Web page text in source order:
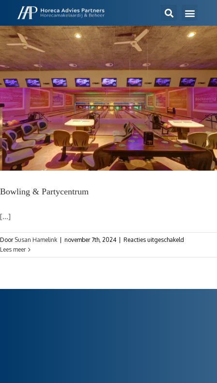
Bowling & Partycentrum
[...]
Door Susan Hamelink november 7th, 2024
Reacties uitgeschakeld
Lees meer